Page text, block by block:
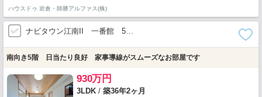
ハウスドゥ 岩倉・師勝アルファス(株)
ナビタウン江南II 一番館 5…
南向き5階 日当たり良好 家事導線がスムーズなお部屋です
930万円
3LDK / 築36年2ヶ月